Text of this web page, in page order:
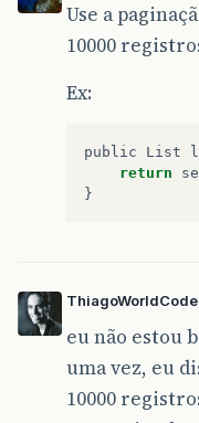
Use a
10000
Ex:
public List
return
}
eu não estou
uma vez, eu
10000